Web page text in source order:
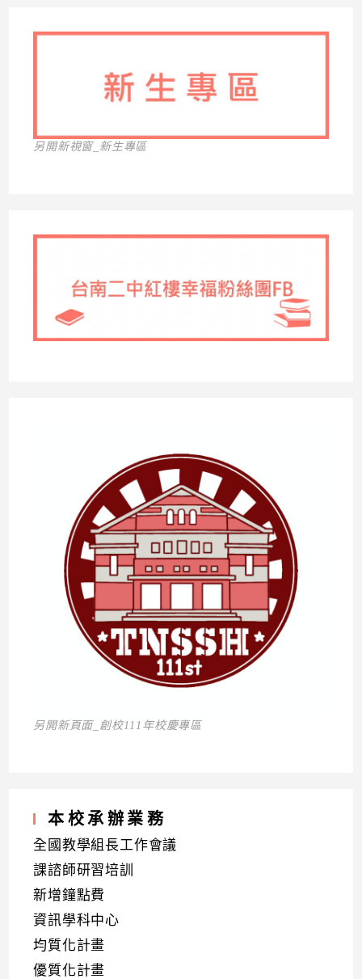
另開新視窗_新生專區
另開新頁面_創校111年校慶專區
本校承辦業務
全國教學組長工作會議
課諮師研習培訓
新增鐘點費
資訊學科中心
均質化計畫
優質化計畫